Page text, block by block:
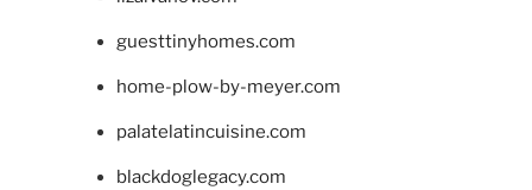
guesttinyhomes.com
home-plow-by-meyer.com
palatelatincuisine.com
blackdoglegacy.com